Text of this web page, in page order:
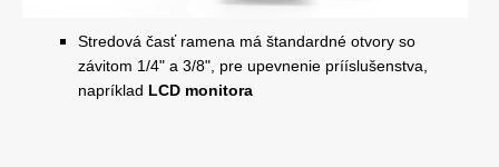
Stredová časť ramena má štandardné otvory so
závitom 1/4" a 3/8", pre upevnenie prííslušenstva,
napríklad LCD monitora